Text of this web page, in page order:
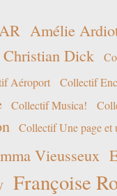
Amélie
Christian Dick
Aéroport Collectif
Collectif Musica!
Collectif Une page et
Vieusseux
Françoise